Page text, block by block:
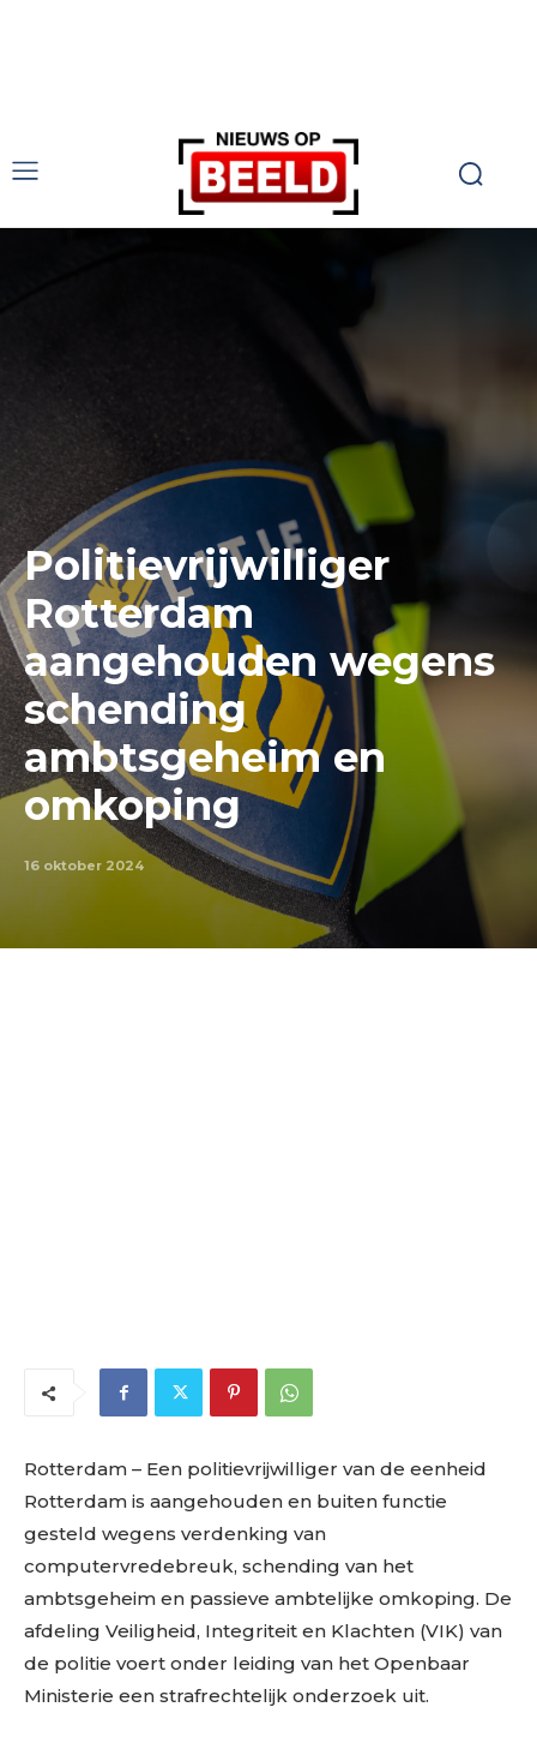
Politievrijwilliger
Rotterdam
aangehouden wegens
schending
ambtsgeheim en
omkoping
16 oktober 2024
Rotterdam – Een politievrijwilliger van de eenheid
Rotterdam is aangehouden en buiten functie
gesteld wegens verdenking van
computervredebreuk, schending van het
ambtsgeheim en passieve ambtelijke omkoping. De
afdeling Veiligheid, Integriteit en Klachten (VIK) van
de politie voert onder leiding van het Openbaar
Ministerie een strafrechtelijk onderzoek uit.